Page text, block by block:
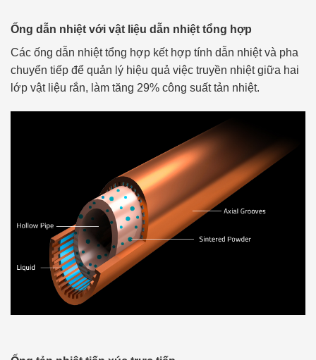
Ống dẫn nhiệt với vật liệu dẫn nhiệt tổng hợp
Các ống dẫn nhiệt tổng hợp kết hợp tính dẫn nhiệt và pha
chuyển tiếp để quản lý hiệu quả việc truyền nhiệt giữa hai
lớp vật liệu rắn, làm tăng 29% công suất tản nhiệt.